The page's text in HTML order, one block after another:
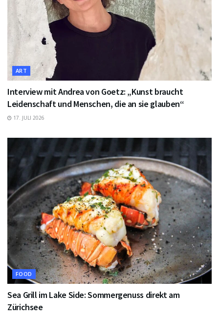
ART
Interview mit Andrea von Goetz: „Kunst braucht
Leidenschaft und Menschen, die an sie glauben“
17. JULI 2026
FOOD
Sea Grill im Lake Side: Sommergenuss direkt am
Zürichsee